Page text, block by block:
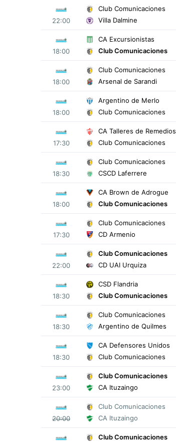
22:00
Club Comunicaciones
Villa Dalmine
18:00
CA Excursionistas
Club Comunicaciones
18:00
Club Comunicaciones
Arsenal de Sarandi
18:00
Argentino de Merlo
Club Comunicaciones
17:30
CA Talleres de Remedios
Club Comunicaciones
18:30
Club Comunicaciones
CSCD Laferrere
18:00
CA Brown de Adrogue
Club Comunicaciones
17:30
Club Comunicaciones
CD Armenio
22:00
Club Comunicaciones
CD UAI Urquiza
18:30
CSD Flandria
Club Comunicaciones
18:30
Club Comunicaciones
Argentino de Quilmes
18:30
CA Defensores Unidos
Club Comunicaciones
23:00
Club Comunicaciones
CA Ituzaingo
20:00
Club Comunicaciones
CA Ituzaingo
Club Comunicaciones